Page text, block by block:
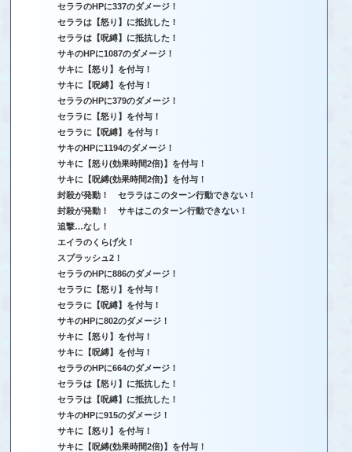
セララのHPに337のダメージ！
セララは【怒り】に抵抗した！
セララは【呪縛】に抵抗した！
サキのHPに1087のダメージ！
サキに【怒り】を付与！
サキに【呪縛】を付与！
セララのHPに379のダメージ！
セララに【怒り】を付与！
セララに【呪縛】を付与！
サキのHPに1194のダメージ！
サキに【怒り(効果時間2倍)】を付与！
サキに【呪縛(効果時間2倍)】を付与！
封殺が発動！ セララはこのターン行動できない！
封殺が発動！ サキはこのターン行動できない！
追撃…なし！
エイラのくらげ火！
スプラッシュ2！
セララのHPに886のダメージ！
セララに【怒り】を付与！
セララに【呪縛】を付与！
サキのHPに802のダメージ！
サキに【怒り】を付与！
サキに【呪縛】を付与！
セララのHPに664のダメージ！
セララは【怒り】に抵抗した！
セララは【呪縛】に抵抗した！
サキのHPに915のダメージ！
サキに【怒り】を付与！
サキに【呪縛(効果時間2倍)】を付与！